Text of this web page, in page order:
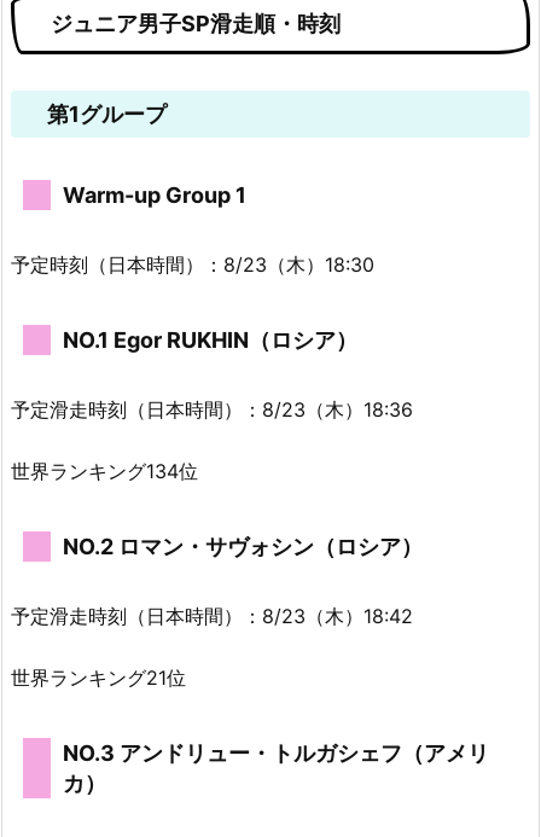
ジュニア男子SP滑走順・時刻
第1グループ
Warm-up Group 1
予定時刻（日本時間）：8/23（木）18:30
NO.1 Egor RUKHIN（ロシア）
予定滑走時刻（日本時間）：8/23（木）18:36
世界ランキング134位
NO.2 ロマン・サヴォシン（ロシア）
予定滑走時刻（日本時間）：8/23（木）18:42
世界ランキング21位
NO.3 アンドリュー・トルガシェフ（アメリ
カ）